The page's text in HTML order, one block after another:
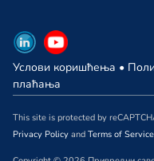
Привредни саветник
29. септембар
Привредни саветник
Привредни саветник
15. септембар
Услови коришћења •
плаћања
This site is protected by
Privacy Policy and Terms of Service